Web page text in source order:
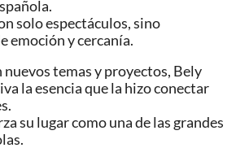
solo espectáculos, sino
emoción y cercanía.
temas y proyectos, Bely
la esencia que la hizo conectar
su lugar como una de las grandes